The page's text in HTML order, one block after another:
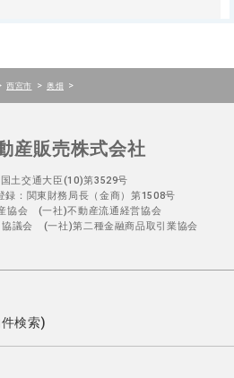
西宮市 > 奥畑 >
産販売株式会社
土交通大臣(10)第3529号
録：関東財務局長（金商）第1508号
協会 (一社)不動産流通経営協会
議会 (一社)第二種金融商品取引業協会
検索)